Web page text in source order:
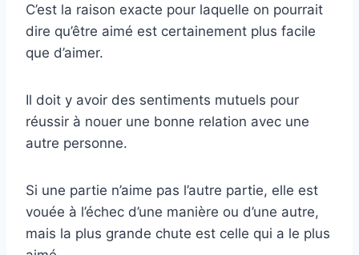
C’est la raison exacte pour laquelle on pourrait
dire qu’être aimé est certainement plus facile
que d’aimer.
Il doit y avoir des sentiments mutuels pour
réussir à nouer une bonne relation avec une
autre personne.
Si une partie n’aime pas l’autre partie, elle est
vouée à l’échec d’une manière ou d’une autre,
mais la plus grande chute est celle qui a le plus